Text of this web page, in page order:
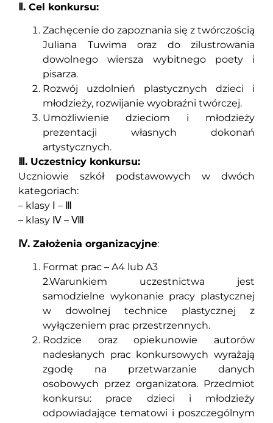
Ⅱ. Cel konkursu:
Zachęcenie do zapoznania się z twórczością
Juliana Tuwima oraz do zilustrowania
dowolnego wiersza wybitnego poety i
pisarza.
Rozwój uzdolnień plastycznych dzieci i
młodzieży, rozwijanie wyobraźni twórczej.
Umożliwienie dzieciom i młodzieży
prezentacji własnych dokonań
artystycznych.
Ⅲ. Uczestnicy konkursu:
Uczniowie szkół podstawowych w dwóch
kategoriach:
– klasy Ⅰ – Ⅲ
– klasy Ⅳ – Ⅷ
Ⅳ. Założenia organizacyjne:
Format prac – A4 lub A3
2.Warunkiem uczestnictwa jest
samodzielne wykonanie pracy plastycznej
w dowolnej technice plastycznej z
wyłączeniem prac przestrzennych.
Rodzice oraz opiekunowie autorów
nadesłanych prac konkursowych wyrażają
zgodę na przetwarzanie danych
osobowych przez organizatora. Przedmiot
konkursu: prace dzieci i młodzieży
odpowiadające tematowi i poszczególnym